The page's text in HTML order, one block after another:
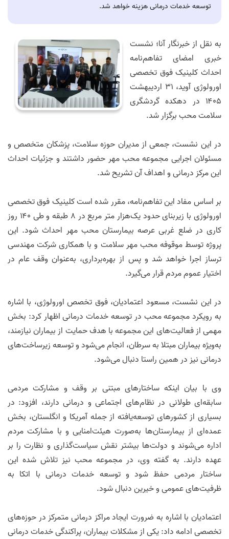
توسعه خدمات درمانی هزینه خواهد شد.
به نقل از خبرنگار آنا؛ نشست
خبری امضای تفاهم‌نامه
احداث کلینیک فوق تخصصی
اورولوژی آوید، ۳۱ اردیبهشت
۱۴۰۵ در دهکده گردشگری
سلامت محب برگزار شد.
در این نشست، جمعی از مدیران حوزه سلامت، پزشکان متخصص و
مسئولان اجرایی مجموعه محب مهر حضور داشتند و جزئیات احداث
این مرکز درمانی و اهداف آن تشریح شد.
بر اساس مفاد این تفاهم‌نامه، مقرر شده است کلینیک فوق تخصصی
اورولوژی با زیربنای حدود یک‌هزار متر مربع در ۸ طبقه و طی ۱۴۰ روز
کاری در ضلع غربی عرصه بیمارستان محب مهر احداث شود. این
پروژه توسط موقوفه محب مهر سلامت و با همکاری شرکت مهندسی
ترساز اجرا خواهد شد و پس از بهره‌برداری، به‌عنوان وقف عام در
اختیار عموم مردم قرار می‌گیرد.
در این نشست، مسعود اعتمادیان، فوق تخصص اورولوژی، با اشاره
به رویکرد مجموعه محب در توسعه خدمات درمانی اظهار کرد: بخش
مهمی از فعالیت‌های این مجموعه با هدف حمایت از بیماران نیازمند،
به‌ویژه بیماران مبتلا به سرطان، انجام می‌شود و توسعه زیرساخت‌های
درمانی نیز در همین راستا دنبال می‌شود.
وی با بیان اینکه ساختار‌های مبتنی بر وقف و مشارکت مردمی
سابقه‌ای طولانی در نظام‌های اجتماعی و درمانی دارند، افزود: در
بسیاری از کشور‌های توسعه‌یافته از جمله آمریکا و انگلستان، بخش
عمده‌ای از بیمارستان‌ها به‌صورت هیئت‌امنایی و با مشارکت مردم
اداره می‌شوند و دولت‌ها بیشتر نقش سیاست‌گذاری و نظارت را بر
عهده دارند. به گفته وی، در مجموعه محب نیز تلاش شده این
ساختار مردمی حفظ شود و توسعه خدمات درمانی با اتکا به
ظرفیت‌های عمومی و خیرین دنبال شود.
اعتمادیان با اشاره به ضرورت ایجاد مراکز درمانی متمرکز در حوزه‌های
تخصصی ادامه داد: یکی از مشکلات بیماران، پراکندگی خدمات درمانی